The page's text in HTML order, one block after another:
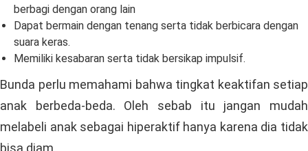
berbagi dengan orang lain
Dapat bermain dengan tenang serta tidak berbicara dengan
suara keras.
Memiliki kesabaran serta tidak bersikap impulsif.
Bunda perlu memahami bahwa tingkat keaktifan setiap
anak berbeda-beda. Oleh sebab itu jangan mudah
melabeli anak sebagai hiperaktif hanya karena dia tidak
bisa diam.